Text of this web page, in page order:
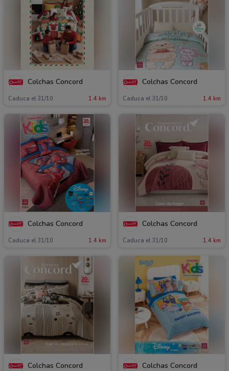
Colchas Concord
Caduca el 31/10 1.4 km
Colchas Concord
Caduca el 31/10 1.4 km
Colchas Concord
Caduca el 31/10 1.4 km
Colchas Concord
Caduca el 31/10 1.4 km
Colchas Concord Colchas Concord